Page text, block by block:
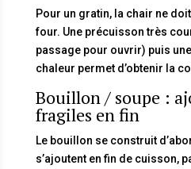
Pour un gratin, la chair ne
four. Une précuisson très
passage pour ouvrir) puis
chaleur permet d’obtenir la
Bouillon / soupe :
fragiles en fin
Le bouillon se construit
s’ajoutent en fin de cuisson,